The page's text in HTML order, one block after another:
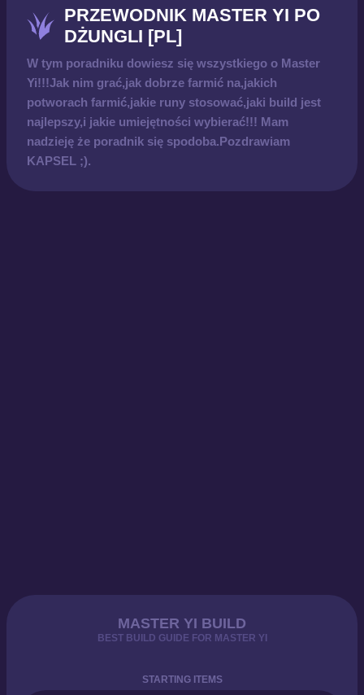
PRZEWODNIK MASTER YI PO
DŻUNGLI [PL]
W tym poradniku dowiesz się wszystkiego o Master
Yi!!!Jak nim grać,jak dobrze farmić na,jakich
potworach farmić,jakie runy stosować,jaki build jest
najlepszy,i jakie umiejętności wybierać!!! Mam
nadzieję że poradnik się spodoba.Pozdrawiam
KAPSEL ;).
MASTER YI BUILD
BEST BUILD GUIDE FOR MASTER YI
STARTING ITEMS